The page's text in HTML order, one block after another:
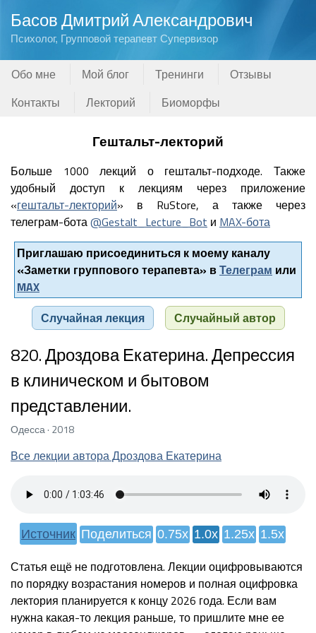
Басов Дмитрий Александрович
Психолог, Групповой терапевт Супервизор
Обо мне Мой блог Тренинги
Отзывы
Контакты
Лекторий Биоморфы
Гештальт-лекторий
Больше 1000 лекций о гештальт-подходе. Также
удобный доступ к лекциям через приложение
«гештальт-лекторий» в RuStore, а также через
телеграм-бота@Gestalt_Lecture_Bot и MAX-бота
Приглашаю присоединиться к моему каналу
«Заметки группового терапевта» вТелеграм или
MAX
Случайная лекция
Случайный автор
820. Дроздова Екатерина. Депрессия
в клиническом и бытовом
представлении.
Одесса · 2018
Все лекции автора Дроздова Екатерина
Источник Поделиться 0.75x 1.0x 1.25x 1.5x
Статья ещё не подготовлена. Лекции оцифровываются
по порядку возрастания номеров и полная оцифровка
лектория планируется к концу 2026 года. Если вам
нужна какая-то лекция раньше, то пришлите мне ее